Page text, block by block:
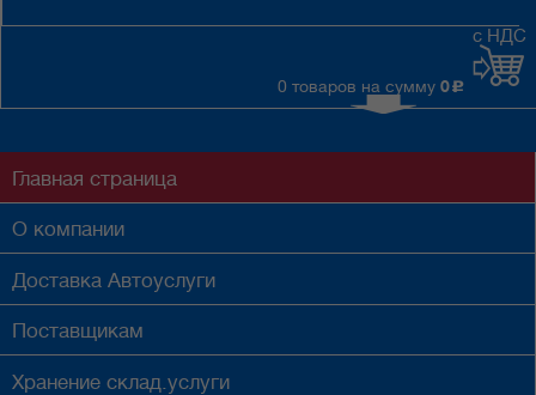
0 товаров на сумму 0 c
с НДС
Главная страница
О компании
Доставка Автоуслуги
Поставщикам
Хранение склад.услуги